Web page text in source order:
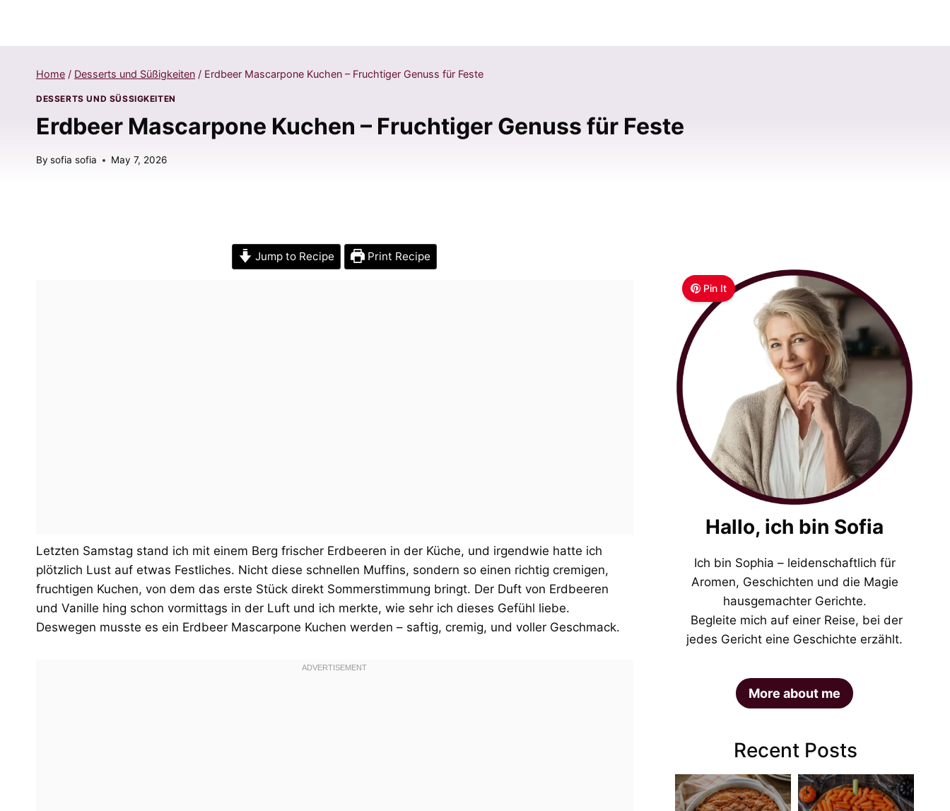
Home / Desserts und Süßigkeiten / Erdbeer Mascarpone Kuchen – Fruchtiger Genuss für Feste
DESSERTS UND SÜSSIGKEITEN
Erdbeer Mascarpone Kuchen – Fruchtiger Genuss für Feste
By sofia sofia May 7, 2026
Jump to Recipe Print Recipe
Letzten Samstag stand ich mit einem Berg frischer Erdbeeren in der Küche, und irgendwie hatte ich
plötzlich Lust auf etwas Festliches. Nicht diese schnellen Muffins, sondern so einen richtig cremigen,
fruchtigen Kuchen, von dem das erste Stück direkt Sommerstimmung bringt. Der Duft von Erdbeeren
und Vanille hing schon vormittags in der Luft und ich merkte, wie sehr ich dieses Gefühl liebe.
Deswegen musste es ein Erdbeer Mascarpone Kuchen werden – saftig, cremig, und voller Geschmack.
Pin It
Hallo, ich bin Sofia
Ich bin Sophia – leidenschaftlich für
Aromen, Geschichten und die Magie
hausgemachter Gerichte.
Begleite mich auf einer Reise, bei der
jedes Gericht eine Geschichte erzählt.
More about me
Recent Posts